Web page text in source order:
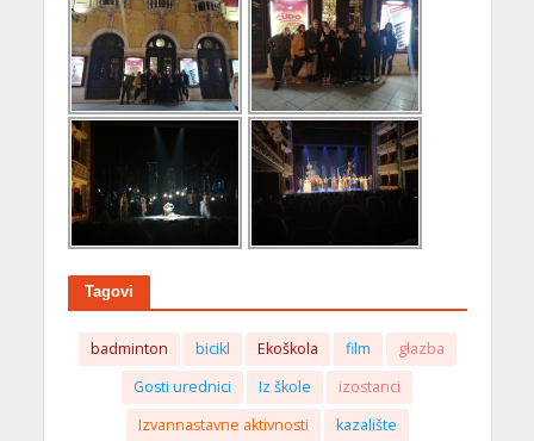
Tagovi
badminton bicikl Ekoškola film
glazba
Gosti urednici
Iz škole
izostanci
Izvannastavne aktivnosti
kazalište